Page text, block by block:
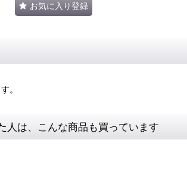
お気に入り登録
。
人は、こんな商品も買っています